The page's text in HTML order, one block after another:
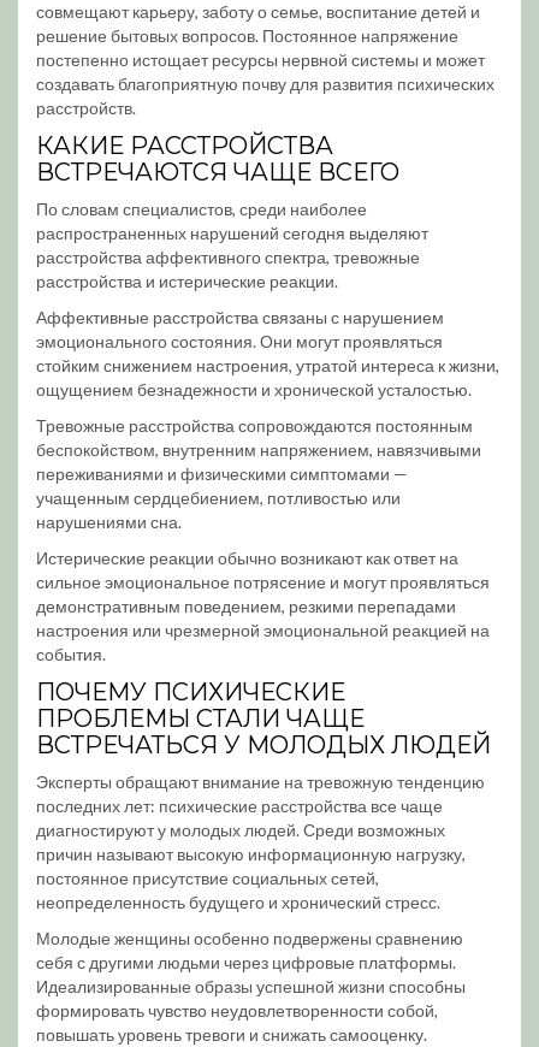
совмещают карьеру, заботу о семье, воспитание детей и
решение бытовых вопросов. Постоянное напряжение
постепенно истощает ресурсы нервной системы и может
создавать благоприятную почву для развития психических
расстройств.
КАКИЕ РАССТРОЙСТВА
ВСТРЕЧАЮТСЯ ЧАЩЕ ВСЕГО
По словам специалистов, среди наиболее
распространенных нарушений сегодня выделяют
расстройства аффективного спектра, тревожные
расстройства и истерические реакции.
Аффективные расстройства связаны с нарушением
эмоционального состояния. Они могут проявляться
стойким снижением настроения, утратой интереса к жизни,
ощущением безнадежности и хронической усталостью.
Тревожные расстройства сопровождаются постоянным
беспокойством, внутренним напряжением, навязчивыми
переживаниями и физическими симптомами —
учащенным сердцебиением, потливостью или
нарушениями сна.
Истерические реакции обычно возникают как ответ на
сильное эмоциональное потрясение и могут проявляться
демонстративным поведением, резкими перепадами
настроения или чрезмерной эмоциональной реакцией на
события.
ПОЧЕМУ ПСИХИЧЕСКИЕ
ПРОБЛЕМЫ СТАЛИ ЧАЩЕ
ВСТРЕЧАТЬСЯ У МОЛОДЫХ ЛЮДЕЙ
Эксперты обращают внимание на тревожную тенденцию
последних лет: психические расстройства все чаще
диагностируют у молодых людей. Среди возможных
причин называют высокую информационную нагрузку,
постоянное присутствие социальных сетей,
неопределенность будущего и хронический стресс.
Молодые женщины особенно подвержены сравнению
себя с другими людьми через цифровые платформы.
Идеализированные образы успешной жизни способны
формировать чувство неудовлетворенности собой,
повышать уровень тревоги и снижать самооценку.